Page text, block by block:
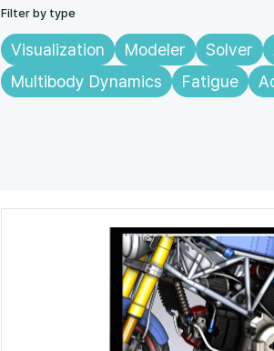
Filter by type
Visualization Modeler Solver
Multibody Dynamics
Fatigue